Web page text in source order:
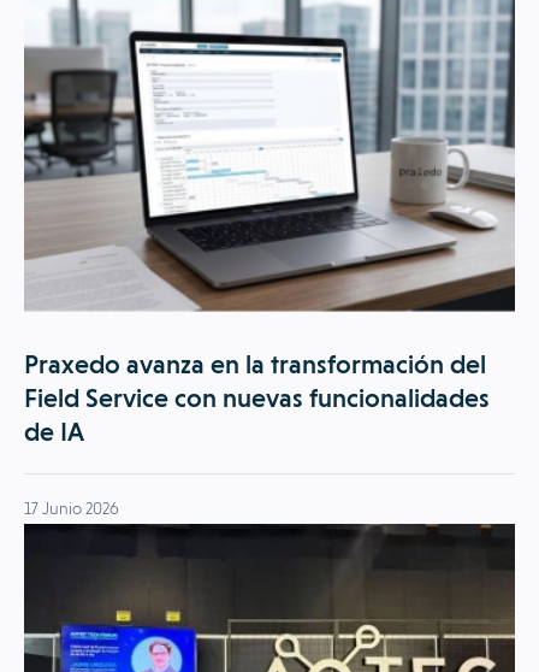
Praxedo avanza en la transformación del
Field Service con nuevas funcionalidades
de IA
17 Junio 2026